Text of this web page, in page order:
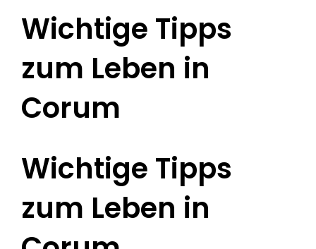
Wichtige Tipps
zum Leben in
Corum
Wichtige Tipps
zum Leben in